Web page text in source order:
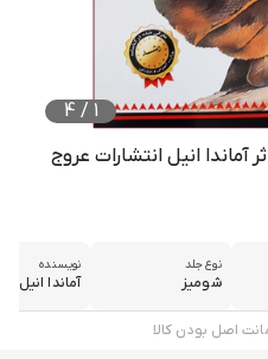
1
/
4
آماندا انیل انتشارات عروج
نوع جلد
شومیز
نویسنده
آماندا انیل
اصل بودن کالا